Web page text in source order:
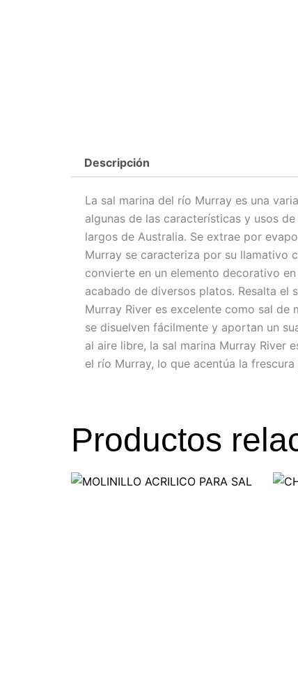
Descripción
La sal marina del río Murray es una
algunas de las características y usos
largos de Australia. Se extrae por
Murray se caracteriza por su llamativo
convierte en un elemento decorativo
acabado de diversos platos. Resalta el
Murray River es excelente como sal de
se disuelven fácilmente y aportan un
al aire libre, la sal marina Murray River
el río Murray, lo que acentúa la
Productos